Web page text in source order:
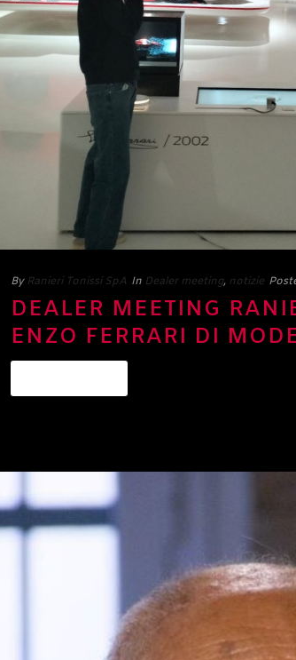
By Ranieri Tonissi SpA In Dealer meeting, notizie
DEALER MEETING
ENZO FERRARI DI